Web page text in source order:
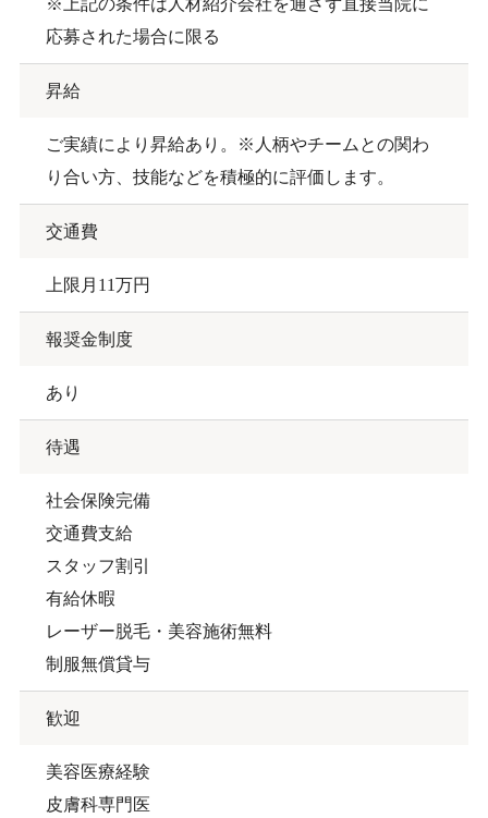
応募された場合に限る
昇給
ご実績により昇給あり。※人柄やチームとの関わ
り合い方、技能などを積極的に評価します。
交通費
上限月11万円
報奨金制度
あり
待遇
社会保険完備
交通費支給
スタッフ割引
有給休暇
レーザー脱毛・美容施術無料
制服無償貸与
歓迎
美容医療経験
皮膚科専門医